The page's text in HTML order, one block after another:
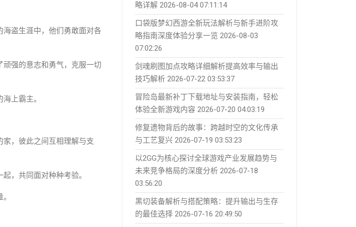
盗生涯中，他们勇敢面对各
强的意志和勇气，克服一切
上霸主。
，彼此之间互相理解与支
，共同面对种种考验。
略详解 2026-08-04 07:11:14
口袋版梦幻西游全新玩法解析与新手进阶攻
略指南深度体验分享一览 2026-08-03
07:02:26
剑魂刷图加点攻略详细解析提高效率与输出
技巧解析 2026-07-22 03:53:37
冒险岛最新补丁下载地址与安装指南，轻松
体验全新游戏内容 2026-07-20 04:03:19
修复遗物背后的故事：跨越时空的文化传承
与工艺复兴 2026-07-19 03:53:23
以2GG为核心探讨全球游戏产业发展趋势与
未来竞争格局的深度分析 2026-07-18
03:56:20
黑切装备解析与搭配策略：提升输出与生存
的最佳选择 2026-07-16 20:49:50